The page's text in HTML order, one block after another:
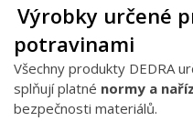
Výrobky určené
potravinami
Všechny produkty DEDRA
splňují platné normy a
bezpečnosti materiálů.